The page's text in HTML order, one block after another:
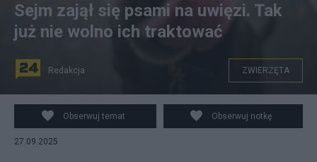
Sejm zajął się psami na uwięzi. Tak
już nie wolno ich traktować
Redakcja ZWIERZĘTA
Obserwuj temat Obserwuj notkę
27.09.2025